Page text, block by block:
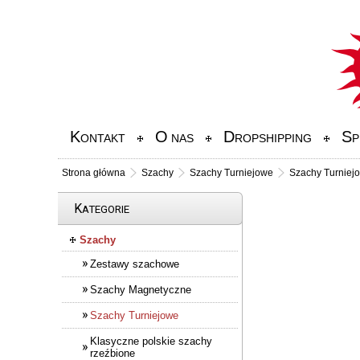
KONTAKT O NAS DROPSHIPPING S
Strona główna Szachy Szachy Turniejowe Szachy
KATEGORIE
Szachy
Zestawy szachowe
Szachy Magnetyczne
Szachy Turniejowe
Klasyczne polskie szachy
rzeźbione